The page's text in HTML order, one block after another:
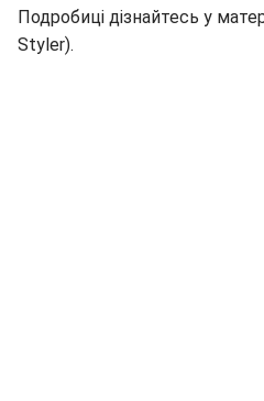
Подробиці дізнайтесь у
Styler).